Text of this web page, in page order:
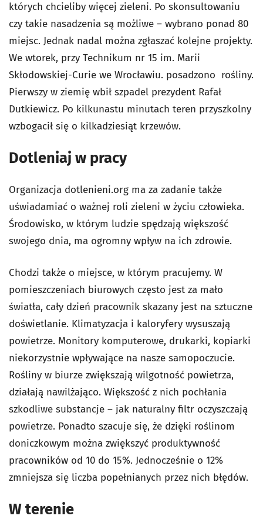
których chcieliby więcej zieleni. Po skonsultowaniu
czy takie nasadzenia są możliwe – wybrano ponad 80
miejsc. Jednak nadal można zgłaszać kolejne projekty.
We wtorek, przy Technikum nr 15 im. Marii
Skłodowskiej-Curie we Wrocławiu. posadzono rośliny.
Pierwszy w ziemię wbił szpadel prezydent Rafał
Dutkiewicz. Po kilkunastu minutach teren przyszkolny
wzbogacił się o kilkadziesiąt krzewów.
Dotleniaj w pracy
Organizacja dotlenieni.org ma za zadanie także
uświadamiać o ważnej roli zieleni w życiu człowieka.
Środowisko, w którym ludzie spędzają większość
swojego dnia, ma ogromny wpływ na ich zdrowie.
Chodzi także o miejsce, w którym pracujemy. W
pomieszczeniach biurowych często jest za mało
światła, cały dzień pracownik skazany jest na sztuczne
doświetlanie. Klimatyzacja i kaloryfery wysuszają
powietrze. Monitory komputerowe, drukarki, kopiarki
niekorzystnie wpływające na nasze samopoczucie.
Rośliny w biurze zwiększają wilgotność powietrza,
działają nawilżająco. Większość z nich pochłania
szkodliwe substancje – jak naturalny filtr oczyszczają
powietrze. Ponadto szacuje się, że dzięki roślinom
doniczkowym można zwiększyć produktywność
pracowników od 10 do 15%. Jednocześnie o 12%
zmniejsza się liczba popełnianych przez nich błędów.
W terenie